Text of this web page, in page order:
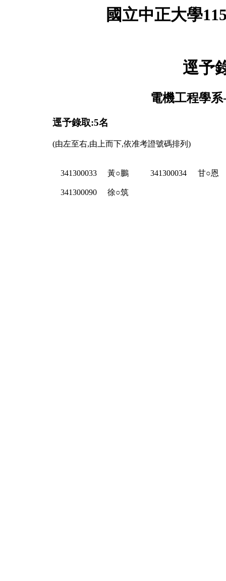
國立中正大學
逕予
電機工程學
逕予錄取:5名
(由左至右,由上而下,依准考證號碼排列)
341300033 黃○鵬 341300034 甘○恩
341300090 徐○筑